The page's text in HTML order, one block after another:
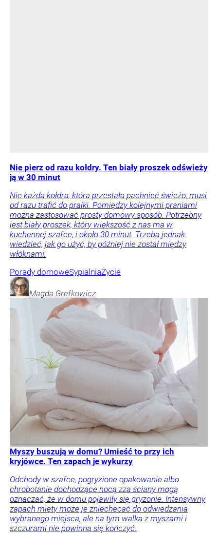
Nie pierz od razu kołdry. Ten biały proszek odświeży
ją w 30 minut
Nie każda kołdra, która przestała pachnieć świeżo, musi
od razu trafić do pralki. Pomiędzy kolejnymi praniami
można zastosować prosty domowy sposób. Potrzebny
jest biały proszek, który większość z nas ma w
kuchennej szafce, i około 30 minut. Trzeba jednak
wiedzieć, jak go użyć, by później nie został między
włóknami.
Porady domoweSypialniaŻycie
Magda Grefkowicz
Myszy buszują w domu? Umieść to przy ich
kryjówce. Ten zapach je wykurzy
Odchody w szafce, pogryzione opakowanie albo
chrobotanie dochodzące nocą zza ściany mogą
oznaczać, że w domu pojawiły się gryzonie. Intensywny
zapach mięty może je zniechęcać do odwiedzania
wybranego miejsca, ale na tym walka z myszami i
szczurami nie powinna się kończyć.